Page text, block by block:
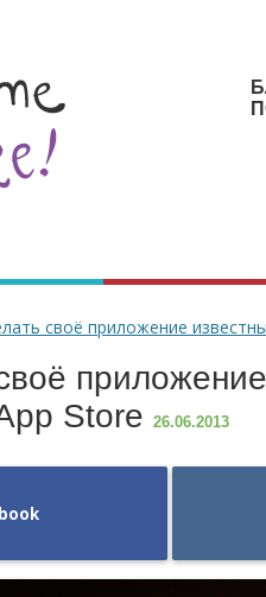
своё приложение
Store 26.06.2013